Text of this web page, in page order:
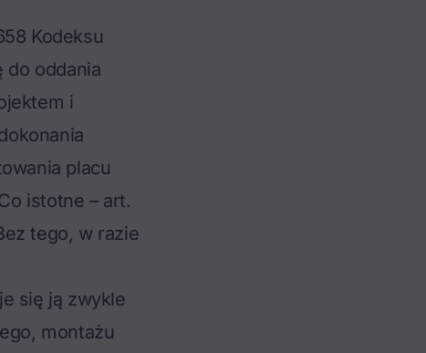
Kodeksu
do oddania
i
placu
istotne – art.
tego, w razie
się ją zwykle
montażu